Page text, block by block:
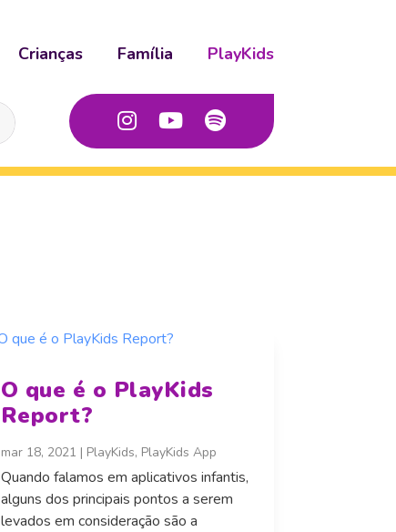
Crianças Família PlayKids
O que é o PlayKids
Report?
mar 18, 2021 | PlayKids, PlayKids App
Quando falamos em aplicativos infantis,
alguns dos principais pontos a serem
levados em consideração são a